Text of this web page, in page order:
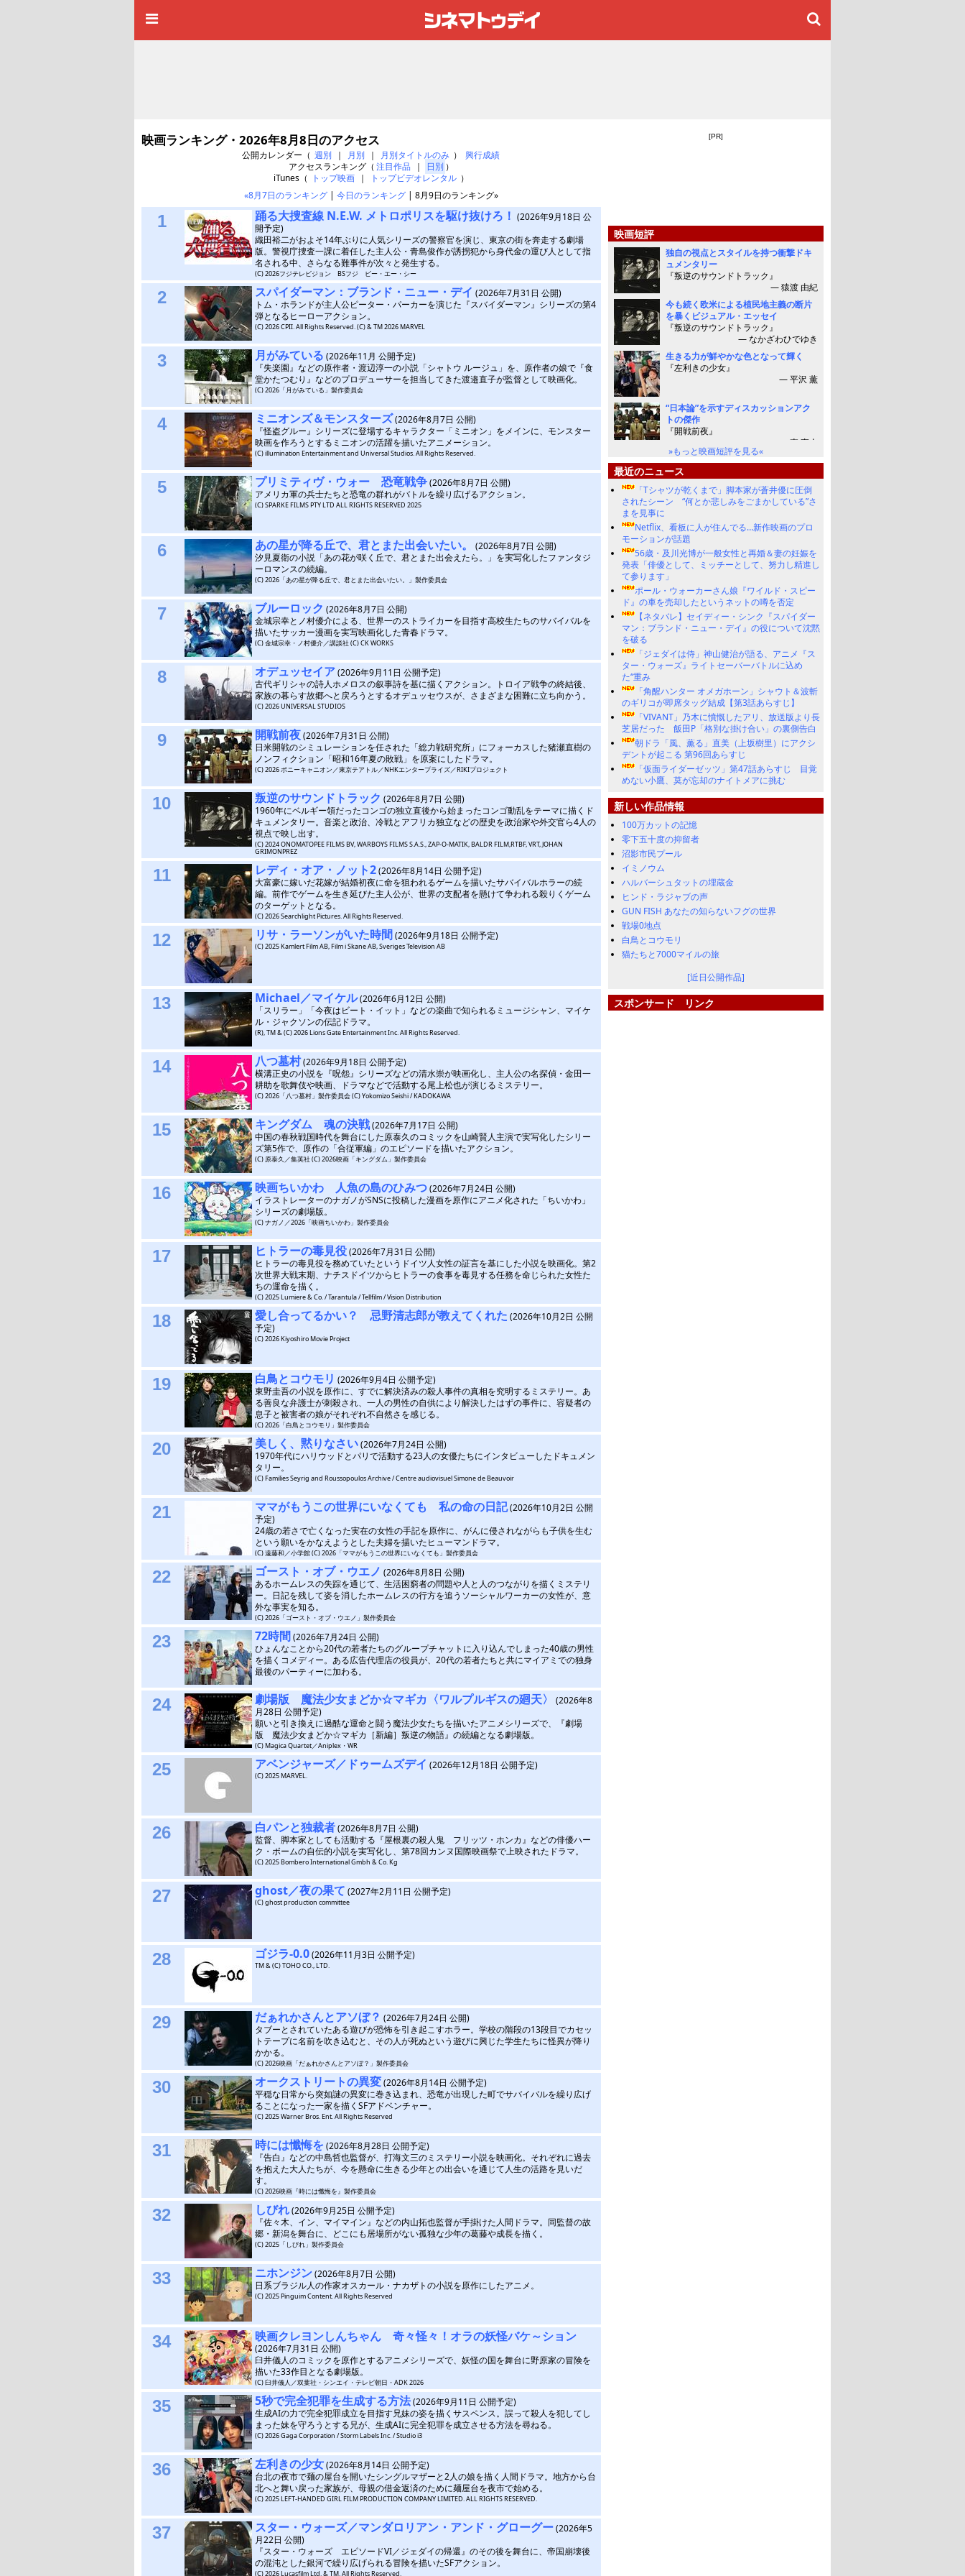
映画ランキング・2026年8月8日のアクセス
公開カレンダー（ 週別 ｜ 月別 ｜ 月別タイトルのみ ）
興行成績
アクセスランキング（ 注目作品 ｜ 日別 ）
iTunes（
トップ映画 ｜ トップビデオレンタル ）
«8月7日のランキング | 今日のランキング | 8月9日のランキング»
1 踊る大捜査線 N.E.W. メトロポリスを駆け抜けろ！ (2026年9月18日 公
開予定)
織田裕二がおよそ14年ぶりに人気シリーズの警察官を演じ、東京の街を奔走する劇場
版。警視庁捜査一課に着任した主人公・青島俊作が誘拐犯から身代金の運び人として指
名される中、さらなる難事件が次々と発生する。
(C) 2026フジテレビジョン BSフジ ビー・エー・シー
2 スパイダーマン：ブランド・ニュー・デイ (2026年7月31日 公開)
トム・ホランドが主人公ピーター・パーカーを演じた『スバイダーマン』シリーズの第4
弾となるヒーローアクション。
(C) 2026 CPII. All Rights Reserved. (C) & TM 2026 MARVEL
3 月がみている (2026年11月 公開予定)
『失楽園』などの原作者・渡辺淳一の小説「シャトウ ルージュ」を、原作者の娘で『食
堂かたつむり』などのプロデューサーを担当してきた渡邉直子が監督として映画化。
(C) 2026「月がみている」製作委員会
4 ミニオンズ＆モンスターズ(2026年8月7日 公開)
『怪盗グルー』シリーズに登場するキャラクター「ミニオン」をメインに、モンスター
映画を作ろうとするミニオンの活躍を描いたアニメーション。
(C) illumination Entertainment and Universal Studios. All Rights Reserved.
5 プリミティヴ・ウォー 恐竜戦争(2026年8月7日 公開)
アメリカ軍の兵士たちと恐竜の群れがバトルを繰り広げるアクション。
(C) SPARKE FILMS PTY LTD ALL RIGHTS RESERVED 2025
6 あの星が降る丘で、君とまた出会いたい。
(2026年8月7日 公開)
汐見夏衛の小説「あの花が咲く丘で、君とまた出会えたら。」を実写化したファンタジ
ーロマンスの続編。
(C) 2026「あの星が降る丘で、君とまた出会いたい。」製作委員会
7 ブルーロック (2026年8月7日 公開)
金城宗幸とノ村優介による、世界一のストライカーを目指す高校生たちのサバイバルを
描いたサッカー漫画を実写映画化した青春ドラマ。
(C) 金城宗幸・ノ村優介／講談社 (C) CK WORKS
8 オデュッセイア(2026年9月11日 公開予定)
古代ギリシャの詩人ホメロスの叙事詩を基に描くアクション。トロイア戦争の終結後、
家族の暮らす故郷へと戻ろうとするオデュッセウスが、さまざまな困難に立ち向かう。
(C) 2026 UNIVERSAL STUDIOS
9 開戦前夜(2026年7月31日 公開)
日米開戦のシミュレーションを任された「総力戦研究所」にフォーカスした猪瀬直樹の
ノンフィクション「昭和16年夏の敗戦」を原案にしたドラマ。
(C) 2026 ポニーキャニオン／東京テアトル／NHKエンタープライズ／RIKIプロジェクト
10 叛逆のサウンドトラック (2026年8月7日 公開)
1960年にベルギー領だったコンゴの独立直後から始まったコンゴ動乱をテーマに描くド
キュメンタリー。音楽と政治、冷戦とアフリカ独立などの歴史を政治家や外交官ら4人の
視点で映し出す。
(C) 2024 ONOMATOPEE FILMS BV, WARBOYS FILMS S.A.S., ZAP-O-MATIK, BALDR FILM,RTBF, VRT, JOHAN
GRIMONPREZ
11 レディ・オア・ノット2(2026年8月14日 公開予定)
大富豪に嫁いだ花嫁が結婚初夜に命を狙われるゲームを描いたサバイバルホラーの続
編。前作でゲームを生き延びた主人公が、世界の支配者を懸けて争われる殺りくゲーム
のターゲットとなる。
(C) 2026 Searchlight Pictures. All Rights Reserved.
12 リサ・ラーソンがいた時間(2026年9月18日 公開予定)
(C) 2025 Kamlert Film AB, Film i Skane AB, Sveriges Television AB
13 Michael／マイケル(2026年6月12日 公開)
「スリラー」「今夜はビート・イット」などの楽曲で知られるミュージシャン、マイケ
ル・ジャクソンの伝記ドラマ。
(R), TM & (C) 2026 Lions Gate Entertainment Inc. All Rights Reserved.
14 八つ墓村(2026年9月18日 公開予定)
横溝正史の小説を『呪怨』シリーズなどの清水崇が映画化し、主人公の名探偵・金田一
耕助を歌舞伎や映画、ドラマなどで活動する尾上松也が演じるミステリー。
(C) 2026「八つ墓村」製作委員会 (C) Yokomizo Seishi / KADOKAWA
15 キングダム 魂の決戦(2026年7月17日 公開)
中国の春秋戦国時代を舞台にした原泰久のコミックを山崎賢人主演で実写化したシリー
ズ第5作で、原作の「合従軍編」のエピソードを描いたアクション。
(C) 原泰久／集英社 (C) 2026映画「キングダム」製作委員会
16 映画ちいかわ 人魚の島のひみつ(2026年7月24日 公開)
イラストレーターのナガノがSNSに投稿した漫画を原作にアニメ化された「ちいかわ」
シリーズの劇場版。
(C) ナガノ／2026「映画ちいかわ」製作委員会
17 ヒトラーの毒見役(2026年7月31日 公開)
ヒトラーの毒見役を務めていたというドイツ人女性の証言を基にした小説を映画化。第2
次世界大戦末期、ナチスドイツからヒトラーの食事を毒見する任務を命じられた女性た
ちの運命を描く。
(C) 2025 Lumiere & Co. / Tarantula / Tellfilm / Vision Distribution
18 愛し合ってるかい？ 忌野清志郎が教えてくれた (2026年10月2日 公開
予定)
(C) 2026 Kiyoshiro Movie Project
19 白鳥とコウモリ (2026年9月4日 公開予定)
東野圭吾の小説を原作に、すでに解決済みの殺人事件の真相を究明するミステリー。あ
る善良な弁護士が刺殺され、一人の男性の自供により解決したはずの事件に、容疑者の
息子と被害者の娘がそれぞれ不自然さを感じる。
(C) 2026「白鳥とコウモリ」製作委員会
20 美しく、黙りなさい(2026年7月24日 公開)
1970年代にハリウッドとパリで活動する23人の女優たちにインタビューしたドキュメン
タリー。
(C) Families Seyrig and Roussopoulos Archive / Centre audiovisuel Simone de Beauvoir
21 ママがもうこの世界にいなくても 私の命の日記(2026年10月2日 公開
予定)
24歳の若さで亡くなった実在の女性の手記を原作に、がんに侵されながらも子供を生む
という願いをかなえようとした夫婦を描いたヒューマンドラマ。
(C) 遠藤和／小学館 (C) 2026「ママがもうこの世界にいなくても」製作委員会
22 ゴースト・オブ・ウエノ (2026年8月8日 公開)
あるホームレスの失踪を通じて、生活困窮者の問題や人と人のつながりを描くミステリ
ー。日記を残して姿を消したホームレスの行方を追うソーシャルワーカーの女性が、意
外な事実を知る。
(C) 2026「ゴースト・オブ・ウエノ」製作委員会
23 72時間(2026年7月24日 公開)
ひょんなことから20代の若者たちのグループチャットに入り込んでしまった40歳の男性
を描くコメディー。ある広告代理店の役員が、20代の若者たちと共にマイアミでの独身
最後のパーティーに加わる。
24 劇場版 魔法少女まどか☆マギカ〈ワルプルギスの廻天〉
(2026年8
月28日 公開予定)
願いと引き換えに過酷な運命と闘う魔法少女たちを描いたアニメシリーズで、『劇場
版 魔法少女まどか☆マギカ［新編］叛逆の物語』の続編となる劇場版。
(C) Magica Quartet／Aniplex・WR
25 アベンジャーズ／ドゥームズデイ (2026年12月18日 公開予定)
(C) 2025 MARVEL.
26 白パンと独裁者(2026年8月7日 公開)
監督、脚本家としても活動する『屋根裏の殺人鬼 フリッツ・ホンカ』などの俳優ハー
ク・ボームの自伝的小説を実写化し、第78回カンヌ国際映画祭で上映されたドラマ。
(C) 2025 Bombero International Gmbh & Co. Kg
27 ghost／夜の果て (2027年2月11日 公開予定)
(C) ghost production committee
28 ゴジラ-0.0(2026年11月3日 公開予定)
TM & (C) TOHO CO., LTD.
29 だぁれかさんとアソぼ？ (2026年7月24日 公開)
タブーとされていたある遊びが恐怖を引き起こすホラー。学校の階段の13段目でカセッ
トテープに名前を吹き込むと、その人が死ぬという遊びに興じた学生たちに怪異が降り
かかる。
(C) 2026映画「だぁれかさんとアソぼ？」製作委員会
30 オークストリートの異変(2026年8月14日 公開予定)
平穏な日常から突如謎の異変に巻き込まれ、恐竜が出現した町でサバイバルを繰り広げ
ることになった一家を描くSFアドベンチャー。
(C) 2025 Warner Bros. Ent. All Rights Reserved
31 時には懺悔を (2026年8月28日 公開予定)
『告白』などの中島哲也監督が、打海文三のミステリー小説を映画化。それぞれに過去
を抱えた大人たちが、今を懸命に生きる少年との出会いを通じて人生の活路を見いだ
す。
(C) 2026映画『時には懺悔を』製作委員会
32 しびれ(2026年9月25日 公開予定)
『佐々木、イン、マイマイン』などの内山拓也監督が手掛けた人間ドラマ。同監督の故
郷・新潟を舞台に、どこにも居場所がない孤独な少年の葛藤や成長を描く。
(C) 2025「しびれ」製作委員会
33 ニホンジン(2026年8月7日 公開)
日系ブラジル人の作家オスカール・ナカザトの小説を原作にしたアニメ。
(C) 2025 Pinguim Content. All Rights Reserved
34 映画クレヨンしんちゃん 奇々怪々！オラの妖怪バケ～ション
(2026年7月31日 公開)
臼井儀人のコミックを原作とするアニメシリーズで、妖怪の国を舞台に野原家の冒険を
描いた33作目となる劇場版。
(C) 臼井儀人／双葉社・シンエイ・テレビ朝日・ADK 2026
35 5秒で完全犯罪を生成する方法(2026年9月11日 公開予定)
生成AIの力で完全犯罪成立を目指す兄妹の姿を描くサスペンス。誤って殺人を犯してし
まった妹を守ろうとする兄が、生成AIに完全犯罪を成立させる方法を尋ねる。
(C) 2026 Gaga Corporation / Storm Labels Inc. / Studio i3
36 左利きの少女(2026年8月14日 公開予定)
台北の夜市で麺の屋台を開いたシングルマザーと2人の娘を描く人間ドラマ。地方から台
北へと舞い戻った家族が、母親の借金返済のために麺屋台を夜市で始める。
(C) 2025 LEFT-HANDED GIRL FILM PRODUCTION COMPANY LIMITED. ALL RIGHTS RESERVED.
37 スター・ウォーズ／マンダロリアン・アンド・グローグー(2026年5
月22日 公開)
『スター・ウォーズ エピソードVI／ジェダイの帰還』のその後を舞台に、帝国崩壊後
の混沌とした銀河で繰り広げられる冒険を描いたSFアクション。
(C) 2026 Lucasfilm Ltd. & TM. All Rights Reserved.
[PR]
映画短評
»もっと映画短評を見る«
最近のニュース
「Tシャツが乾くまで」脚本家が蒼井優に圧倒
されたシーン “何とか悲しみをごまかしている”さ
まを見事に
Netflix、看板に人が住んでる…新作映画のプロ
モーションが話題
56歳・及川光博が一般女性と再婚＆妻の妊娠を
発表「俳優として、ミッチーとして、努力し精進し
て参ります」
ポール・ウォーカーさん娘『ワイルド・スピー
ド』の車を売却したというネットの噂を否定
【ネタバレ】セイディー・シンク『スパイダー
マン：ブランド・ニュー・デイ』の役について沈黙
を破る
「ジェダイは侍」神山健治が語る、アニメ『ス
ター・ウォーズ』ライトセーバーバトルに込め
た“重み
「角醒ハンター オメガホーン」シャウト＆波斬
のギリコが即席タッグ結成【第3話あらすじ】
「VIVANT」乃木に憤慨したアリ、放送版より長
芝居だった 飯田P「格別な掛け合い」の裏側告白
朝ドラ「風、薫る」直美（上坂樹里）にアクシ
デントが起こる 第96回あらすじ
「仮面ライダーゼッツ」第47話あらすじ 目覚
めない小鷹、莫が忘却のナイトメアに挑む
新しい作品情報
100万カットの記憶
零下五十度の抑留者
沼影市民プール
イミノウム
ハルバーシュタットの埋蔵金
ヒンド・ラジャブの声
GUN FISH あなたの知らないフグの世界
戦場0地点
白鳥とコウモリ
猫たちと7000マイルの旅
[近日公開作品]
スポンサード リンク